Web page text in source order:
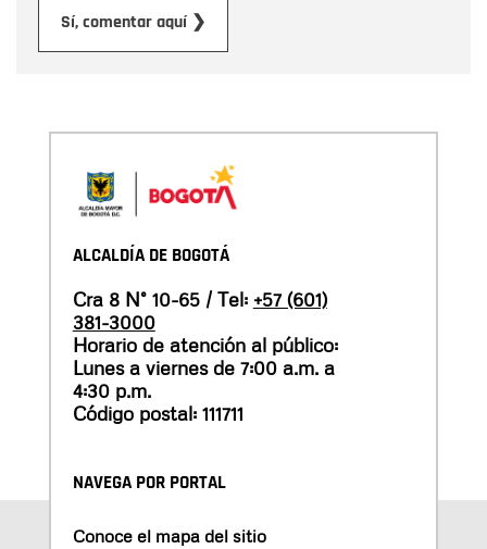
Sí, comentar aquí ❯
ALCALDÍA DE BOGOTÁ
Cra 8 N° 10-65 / Tel: +57 (601)
381-3000
Horario de atención al público:
Lunes a viernes de 7:00 a.m. a
4:30 p.m.
Código postal: 111711
NAVEGA POR PORTAL
Conoce el mapa del sitio